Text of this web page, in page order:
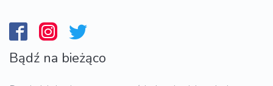
Bądź na bieżąco